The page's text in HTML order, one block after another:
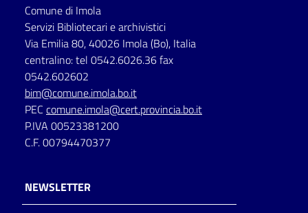
Seguici
su
Comune di Imola
Servizi Bibliotecari e archivistici
Via Emilia 80, 40026 Imola (Bo), Italia
centralino: tel 0542.6026.36 fax
0542.602602
bim@comune.imola.bo.it
PEC comune.imola@cert.provincia.bo.it
P.IVA 00523381200
C.F. 00794470377
NEWSLETTER